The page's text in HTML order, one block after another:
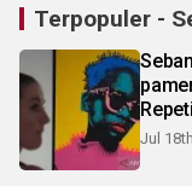
Terpopuler -
Jul 18th